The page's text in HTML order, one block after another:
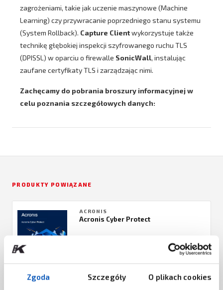
Zgoda Szczegóły O plikach cookies
zagrożeniami, takie jak uczenie maszynowe (Machine
Learning) czy przywracanie poprzedniego stanu systemu
(System Rollback). Capture Clientwykorzystuje także
technikę głębokiej inspekcji szyfrowanego ruchu TLS
(DPISSL) w oparciu o firewalle SonicWall, instalując
zaufane certyfikaty TLS i zarządzając nimi.
Zachęcamy do pobrania broszury informacyjnej w
celu poznania szczegółowych danych:
PRODUKTY POWIĄZANE
ACRONIS
Acronis Cyber Protect
Extreme Networks Zero Trust